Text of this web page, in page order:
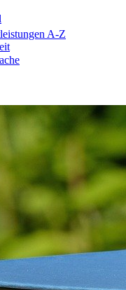
A-Z